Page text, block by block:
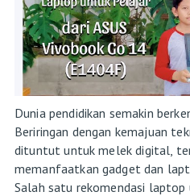
Dunia pendidikan semakin
Beriringan dengan kemajuan
dituntut untuk melek digital,
memanfaatkan gadget dan
Salah satu rekomendasi laptop